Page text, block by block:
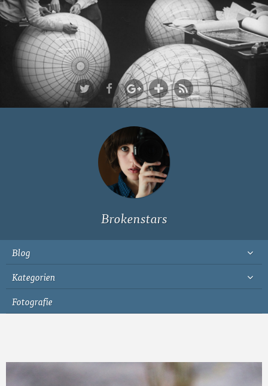
Ich bin Fyn,
23, und
wohne in
Köln
Brokenstars
Blog
Kategorien
Fotografie